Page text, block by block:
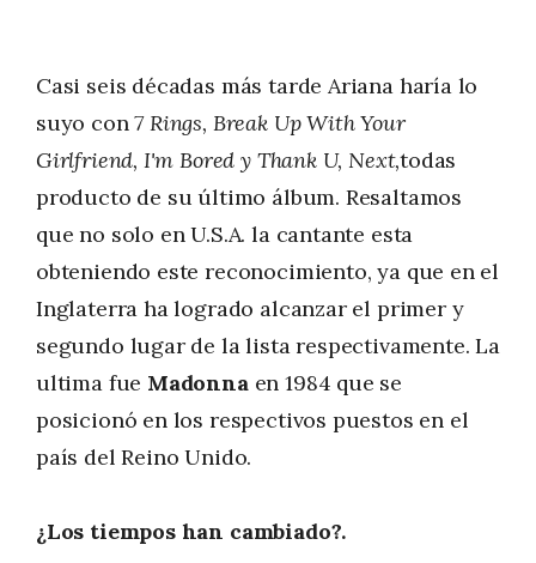
Casi seis décadas más tarde Ariana haría lo
suyo con7 Rings, Break Up With Your
Girlfriend, I'm Bored y Thank U, Next,todas
producto de su último álbum. Resaltamos
que no solo en U.S.A. la cantante esta
obteniendo este reconocimiento, ya que en el
Inglaterra ha logrado alcanzar el primer y
segundo lugar de la lista respectivamente. La
ultima fue Madonna en 1984 que se
posicionó en los respectivos puestos en el
país del Reino Unido.
¿Los tiempos han cambiado?.